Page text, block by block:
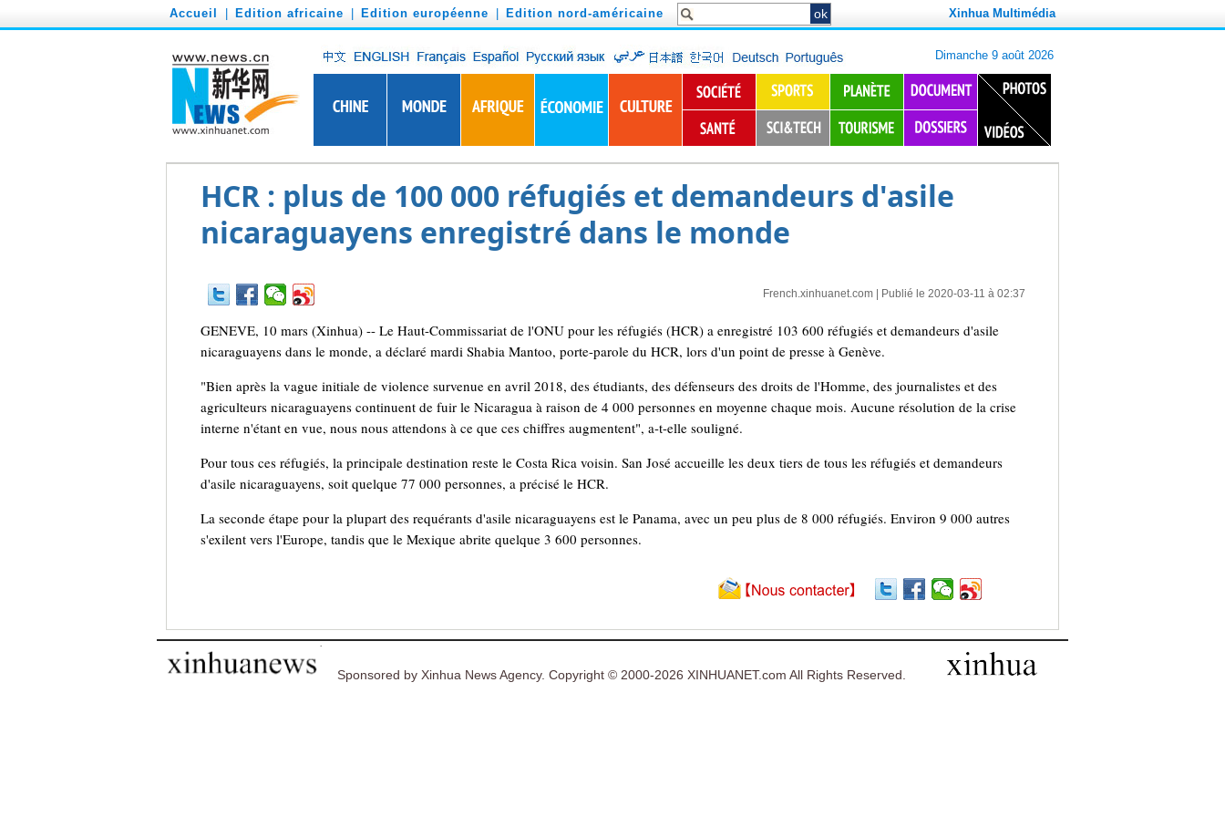
Accueil Edition africaine Edition européenne Edition nord-américaine Xinhua Multimédia
HCR : plus de 100 000 réfugiés et demandeurs d'asile
nicaraguayens enregistré dans le monde
French.xinhuanet.com| Publié le 2020-03-11 à 02:37
GENEVE, 10 mars (Xinhua) -- Le Haut-Commissariat de l'ONU pour les réfugiés (HCR) a enregistré 103 600 réfugiés et demandeurs d'asile
nicaraguayens dans le monde, a déclaré mardi Shabia Mantoo, porte-parole du HCR, lors d'un point de presse à Genève.
"Bien après la vague initiale de violence survenue en avril 2018, des étudiants, des défenseurs des droits de l'Homme, des journalistes et des
agriculteurs nicaraguayens continuent de fuir le Nicaragua à raison de 4 000 personnes en moyenne chaque mois. Aucune résolution de la crise
interne n'étant en vue, nous nous attendons à ce que ces chiffres augmentent", a-t-elle souligné.
Pour tous ces réfugiés, la principale destination reste le Costa Rica voisin. San José accueille les deux tiers de tous les réfugiés et demandeurs
d'asile nicaraguayens, soit quelque 77 000 personnes, a précisé le HCR.
La seconde étape pour la plupart des requérants d'asile nicaraguayens est le Panama, avec un peu plus de 8 000 réfugiés. Environ 9 000 autres
s'exilent vers l'Europe, tandis que le Mexique abrite quelque 3 600 personnes.
Sponsored by Xinhua News Agency. Copyright © 2000-2026 XINHUANET.com All Rights Reserved.